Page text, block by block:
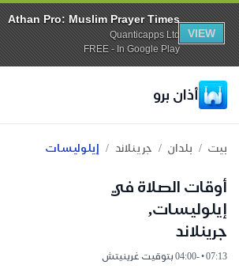
Athan Pro: Muslim Prayer Times
Quanticapps Ltd
FREE - In Google Play
VIEW
أذان برو
بيت / بلدان / جرينلاند / إيلوليسات
أوقات الصلاة في
إيلوليسات,
جرينلاند
07:13 • -04:00 بتوقيت غرينيتش